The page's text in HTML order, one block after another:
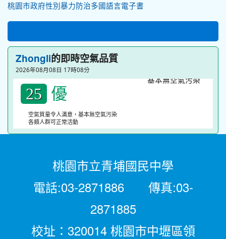
桃園市政府性別暴力防治多國語言電子書
Zhongli的即時空氣品質
2026年08月08日 17時08分
25 優
空氣質量令人滿意，基本無空氣污染
各類人群可正常活動
桃園市立青埔國民中學
電話:03-2871886 傳真:03-
2871885
校址：320014 桃園市中壢區領